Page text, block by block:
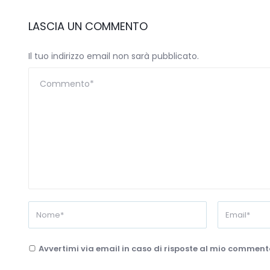
LASCIA UN COMMENTO
Il tuo indirizzo email non sarà pubblicato.
Avvertimi via email in caso di risposte al mio